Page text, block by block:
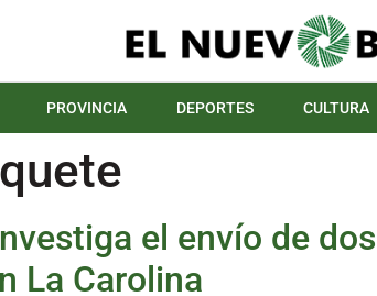
PROVINCIA DEPORTES CULTURA
el envío de
La Carolina